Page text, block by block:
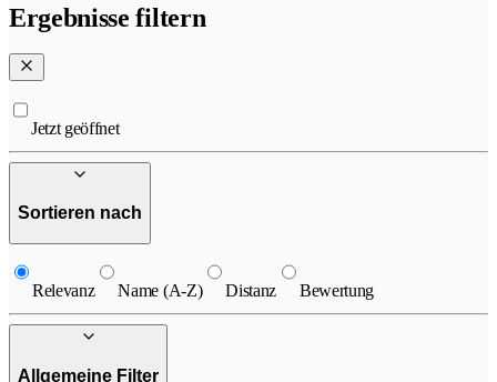
Ergebnisse filtern
Jetzt geöffnet
Sortieren nach
Relevanz Name (A-Z) Distanz Bewertung
Allgemeine Filter